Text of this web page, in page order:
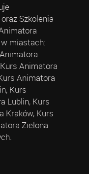
Szkolenia
miastach:
Animatora
Animatora
Kurs
Lublin, Kurs
Kraków, Kurs
Zielona